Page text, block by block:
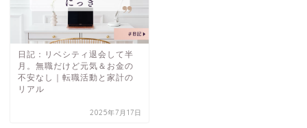
日記：リベシティ退会して半
月。無職だけど元気＆お金の
不安なし｜転職活動と家計の
リアル
2025年7月17日